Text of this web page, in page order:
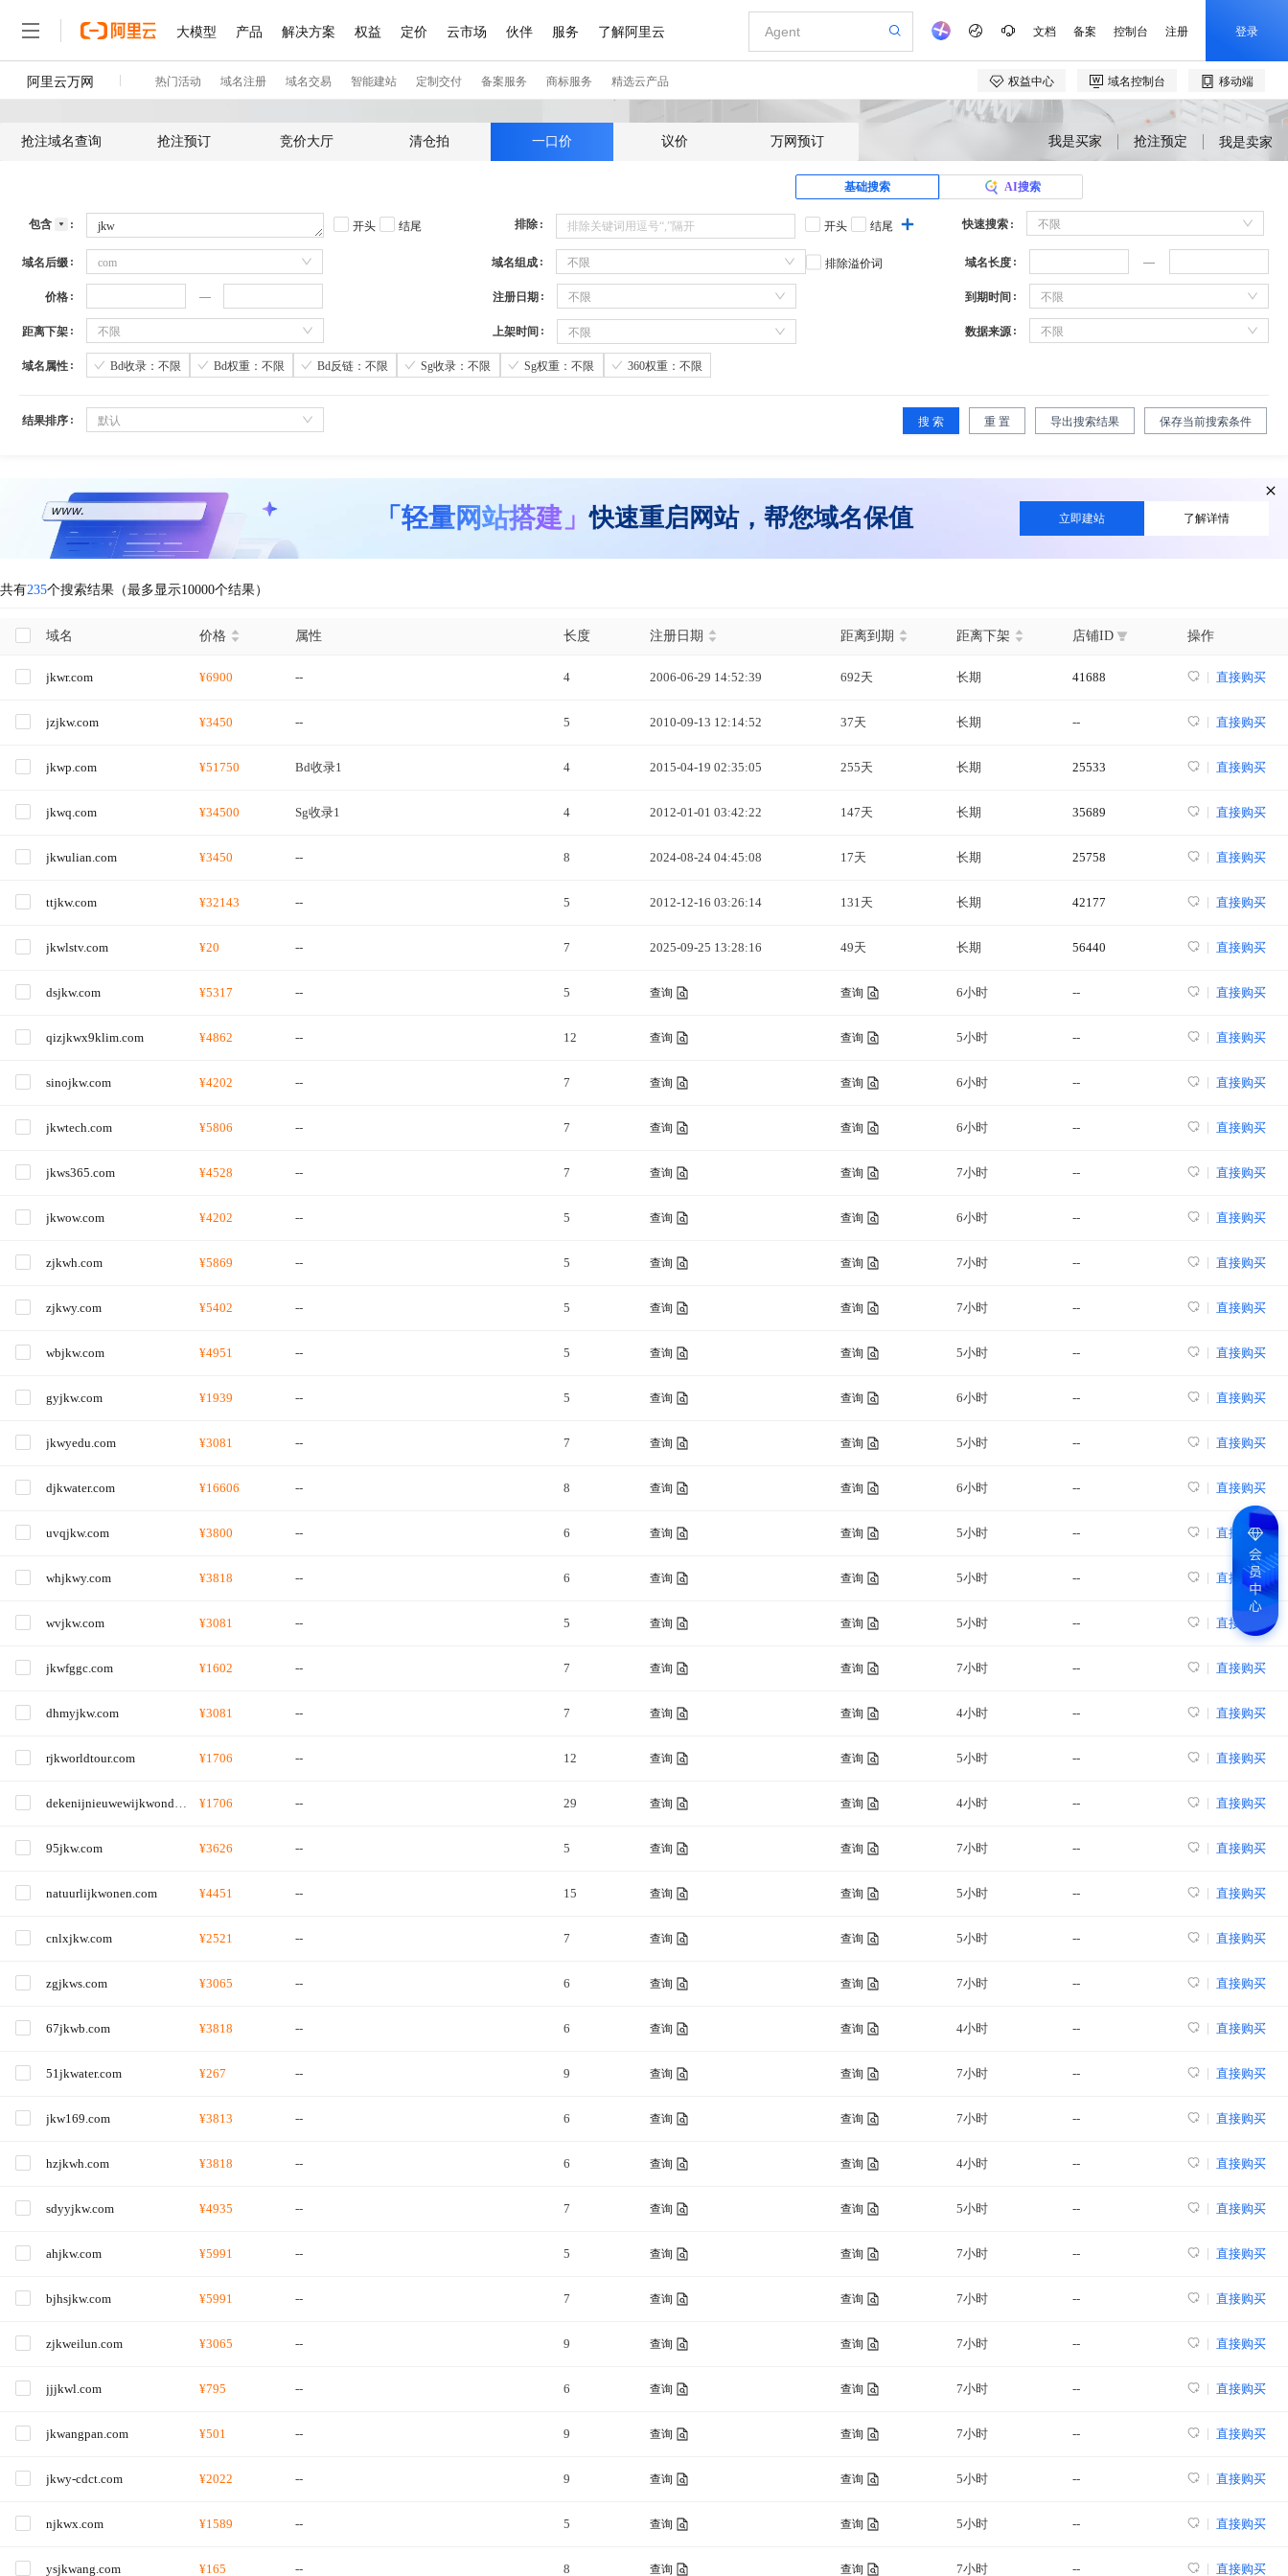
抢注域名查询 抢注预订 竞价大厅 清仓拍 一口价 议价 万网预订 我是买家 抢注预定 我是卖家
基础搜索 AI搜索
包含 开头 结尾 排除 开头 结尾 快速搜索 不限
域名后缀 com 域名组成 不限 排除溢价词 域名长度
价格 注册日期 不限 到期时间 不限
距离下架 不限 上架时间 不限 数据来源 不限
域名属性 Bd收录：不限 Bd权重：不限 Bd反链：不限 Sg收录：不限 Sg权重：不限 360权重：不限
结果排序 默认 搜 索 重 置 导出搜索结果 保存当前搜索条件
「轻量网站搭建」快速重启网站，帮您域名保值 立即建站 了解详情
共有235个搜索结果（最多显示10000个结果）
域名 价格 属性 长度 注册日期 距离到期 距离下架 店铺ID 操作
jkwr.com ¥6900 -- 4 2006-06-29 14:52:39 692天 长期 41688 直接购买
jzjkw.com ¥3450 -- 5 2010-09-13 12:14:52 37天 长期 -- 直接购买
jkwp.com ¥51750 Bd收录1 4 2015-04-19 02:35:05 255天 长期 25533 直接购买
jkwq.com ¥34500 Sg收录1 4 2012-01-01 03:42:22 147天 长期 35689 直接购买
jkwulian.com ¥3450 -- 8 2024-08-24 04:45:08 17天 长期 25758 直接购买
ttjkw.com ¥32143 -- 5 2012-12-16 03:26:14 131天 长期 42177 直接购买
jkwlstv.com ¥20 -- 7 2025-09-25 13:28:16 49天 长期 56440 直接购买
dsjkw.com ¥5317 -- 5 查询 查询 6小时 -- 直接购买
qizjkwx9klim.com ¥4862 -- 12 查询 查询 5小时 -- 直接购买
sinojkw.com ¥4202 -- 7 查询 查询 6小时 -- 直接购买
jkwtech.com ¥5806 -- 7 查询 查询 6小时 -- 直接购买
jkws365.com ¥4528 -- 7 查询 查询 7小时 -- 直接购买
jkwow.com ¥4202 -- 5 查询 查询 6小时 -- 直接购买
zjkwh.com ¥5869 -- 5 查询 查询 7小时 -- 直接购买
zjkwy.com ¥5402 -- 5 查询 查询 7小时 -- 直接购买
wbjkw.com ¥4951 -- 5 查询 查询 5小时 -- 直接购买
gyjkw.com ¥1939 -- 5 查询 查询 6小时 -- 直接购买
jkwyedu.com ¥3081 -- 7 查询 查询 5小时 -- 直接购买
djkwater.com ¥16606 -- 8 查询 查询 6小时 -- 直接购买
uvqjkw.com ¥3800 -- 6 查询 查询 5小时 -- 直接购买
whjkwy.com ¥3818 -- 6 查询 查询 5小时 -- 直接购买
wvjkw.com ¥3081 -- 5 查询 查询 5小时 -- 直接购买
jkwfggc.com ¥1602 -- 7 查询 查询 7小时 -- 直接购买
dhmyjkw.com ¥3081 -- 7 查询 查询 4小时 -- 直接购买
rjkworldtour.com ¥1706 -- 12 查询 查询 5小时 -- 直接购买
¥1706 -- 29 查询 查询 4小时 -- 直接购买
95jkw.com ¥3626 -- 5 查询 查询 7小时 -- 直接购买
natuurlijkwonen.com ¥4451 -- 15 查询 查询 5小时 -- 直接购买
cnlxjkw.com ¥2521 -- 7 查询 查询 5小时 -- 直接购买
zgjkws.com ¥3065 -- 6 查询 查询 7小时 -- 直接购买
67jkwb.com ¥3818 -- 6 查询 查询 4小时 -- 直接购买
51jkwater.com ¥267 -- 9 查询 查询 7小时 -- 直接购买
jkw169.com ¥3813 -- 6 查询 查询 7小时 -- 直接购买
hzjkwh.com ¥3818 -- 6 查询 查询 4小时 -- 直接购买
sdyyjkw.com ¥4935 -- 7 查询 查询 5小时 -- 直接购买
ahjkw.com ¥5991 -- 5 查询 查询 7小时 -- 直接购买
bjhsjkw.com ¥5991 -- 7 查询 查询 7小时 -- 直接购买
zjkweilun.com ¥3065 -- 9 查询 查询 7小时 -- 直接购买
jjjkwl.com ¥795 -- 6 查询 查询 7小时 -- 直接购买
jkwangpan.com ¥501 -- 9 查询 查询 7小时 -- 直接购买
jkwy-cdct.com ¥2022 -- 9 查询 查询 5小时 -- 直接购买
njkwx.com ¥1589 -- 5 查询 查询 5小时 -- 直接购买
ysjkwang.com ¥165 -- 8 查询 查询 7小时 -- 直接购买